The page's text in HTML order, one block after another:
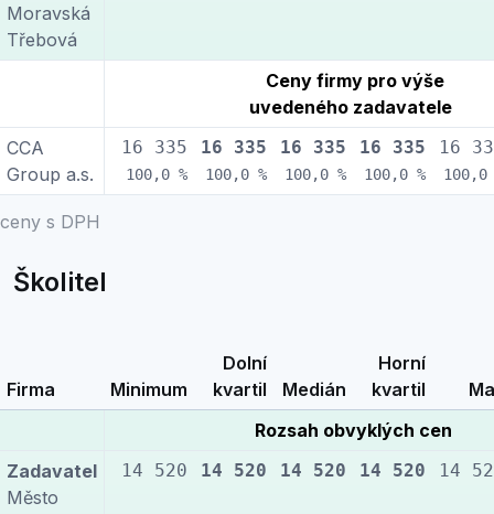
ceny s DPH
Moravská
Třebová
Ceny firmy pro výše
uvedeného zadavatele
CCA
Group a.s.
16 335
100,0 %
16 335
100,0 %
16 335
100,0 %
16 335
100,0 %
16
100,0
Školitel
Firma Minimum
Dolní
kvartil
Medián
Horní
kvartil
Rozsah obvyklých cen
Zadavatel
Město
14 520 14 520 14 520 14 520 14